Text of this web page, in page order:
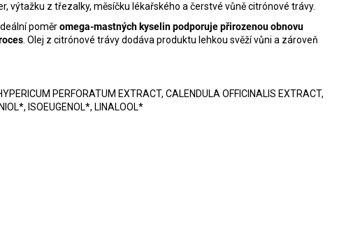
výtažku z třezalky, měsíčku lékařského a čerstvé vůně citrónové trávy.
poměromega-mastných kyselin podporuje přirozenou obnovu
. Olej z citrónové trávy dodáva produktu lehkou svěží vůni a zároveň
PERFORATUM EXTRACT, CALENDULA OFFICINALIS EXTRACT,
ISOEUGENOL*, LINALOOL*